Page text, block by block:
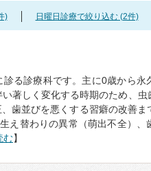
) 日曜日診療で絞り込む (2件)
る診療科です。主に0歳から永
著しく変化する時期のため、
歯並びを悪くする習癖の改善ま
え替わりの異常（萌出不全）、
む】